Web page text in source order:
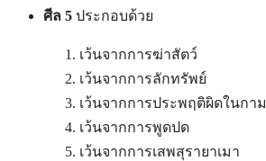
ศีล 5 ประกอบด้วย
เว้นจากการฆ่าสัตว์
เว้นจากการลักทรัพย์
เว้นจากการประพฤติผิดในกาม
เว้นจากการพูดปด
เว้นจากการเสพสุรายาเมา